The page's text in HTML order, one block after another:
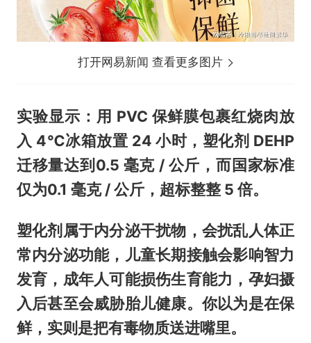
打开网易新闻 查看更多图片
实验显示：用 PVC 保鲜膜包裹红烧肉放
入 4℃冰箱放置 24 小时，塑化剂 DEHP
迁移量达到0.5 毫克 / 公斤，而国家标准
仅为0.1 毫克 / 公斤，超标整整 5 倍。
塑化剂属于内分泌干扰物，会扰乱人体正
常内分泌功能，儿童长期接触会影响智力
发育，成年人可能损伤生育能力，孕妇摄
入后甚至会威胁胎儿健康。你以为是在保
鲜，实则是把有毒物质送进嘴里。